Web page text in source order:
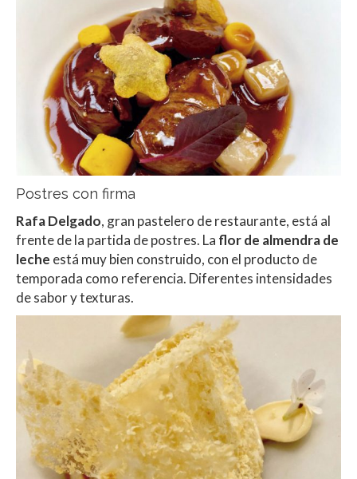
Postres con firma
Rafa Delgado, gran pastelero de restaurante, está al
frente de la partida de postres. La flor de almendra de
leche está muy bien construido, con el producto de
temporada como referencia. Diferentes intensidades
de sabor y texturas.